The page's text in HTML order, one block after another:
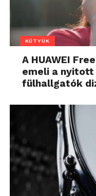
KÜTYÜK
A HUAWEI
emeli a
fülhallgatók